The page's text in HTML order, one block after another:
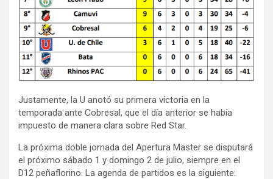
Justamente, la U anotó su primera victoria en la
temporada ante Cobresal, que el día anterior se había
impuesto de manera clara sobre Red Star.
La próxima doble jornada del Apertura Master se disputará
el próximo sábado 1 y domingo 2 de julio, siempre en el
D12 peñaflorino. La agenda de partidos es la siguiente: